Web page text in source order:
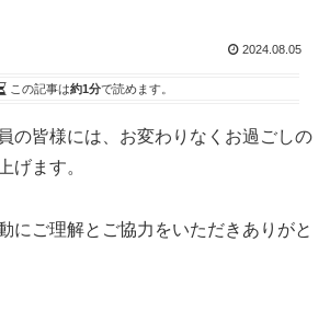
2024.08.05
この記事は約1分で読めます。
の皆様には、お変わりなくお過ごしの
げます。
にご理解とご協力をいただきありがと